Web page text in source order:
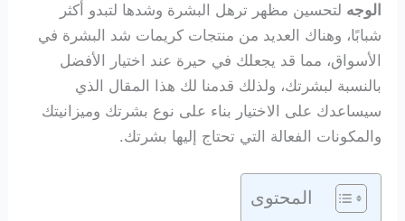
الوجه لتحسين مظهر ترهل البشرة وشدها لتبدو أكثر
شبابًا، وهناك العديد من منتجات كريمات شد البشرة في
الأسواق، مما قد يجعلك في حيرة عند اختيار الأفضل
بالنسبة لبشرتك، ولذلك قدمنا لك هذا المقال الذي
سيساعدك على الاختيار بناء على نوع بشرتك وميزانيتك
والمكونات الفعالة التي تحتاج إليها بشرتك.
المحتوى